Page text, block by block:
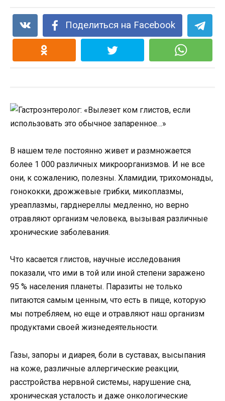
Поделиться на Facebook
В нашем теле постоянно живет и размножается
более 1 000 различных микроорганизмов. И не все
они, к сожалению, полезны. Хламидии, трихомонады,
гонококки, дрожжевые грибки, микоплазмы,
уреаплазмы, гарднереллы медленно, но верно
отравляют организм человека, вызывая различные
хронические заболевания.
Что касается глистов, научные исследования
показали, что ими в той или иной степени заражено
95 % населения планеты. Паразиты не только
питаются самым ценным, что есть в пище, которую
мы потребляем, но еще и отравляют наш организм
продуктами своей жизнедеятельности.
Газы, запоры и диарея, боли в суставах, высыпания
на коже, различные аллергические реакции,
расстройства нервной системы, нарушение сна,
хроническая усталость и даже онкологические